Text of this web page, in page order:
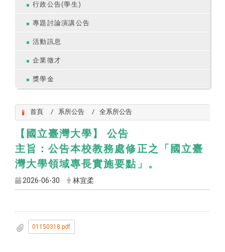
行政公告(學生)
專題討論演講公告
活動訊息
企業徵才
獎學金
首頁 系所公告 全系所公告
【國立臺灣大學】 公告
主旨：​公告本校教務處修正之「國立臺
灣大學領域專長實施要點」。
2026-06-30 林宜柔
01150318.pdf